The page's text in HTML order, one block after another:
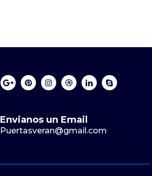
Envianos un Email
Puertasveran@gmail.com